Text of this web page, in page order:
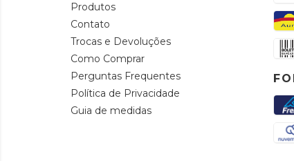
Produtos
Contato
Trocas e Devoluções
Como Comprar
Perguntas Frequentes
Política de Privacidade
Guia de medidas